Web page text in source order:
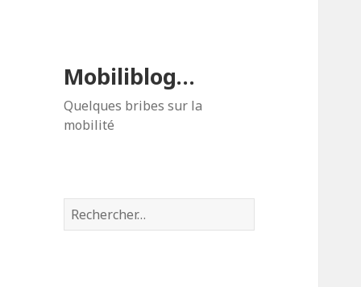
Mobiliblog…
Quelques bribes sur la
mobilité
Rechercher :